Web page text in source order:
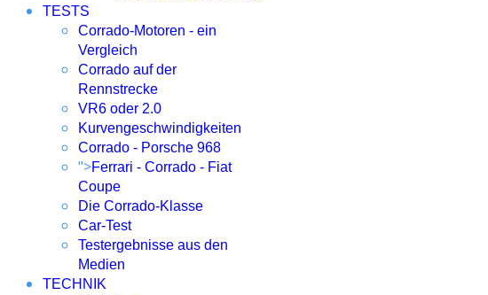
TESTS
Corrado-Motoren - ein
Vergleich
Corrado auf der
Rennstrecke
VR6 oder 2.0
Kurvengeschwindigkeiten
Corrado - Porsche 968
">Ferrari - Corrado - Fiat
Coupe
Die Corrado-Klasse
Car-Test
Testergebnisse aus den
Medien
TECHNIK